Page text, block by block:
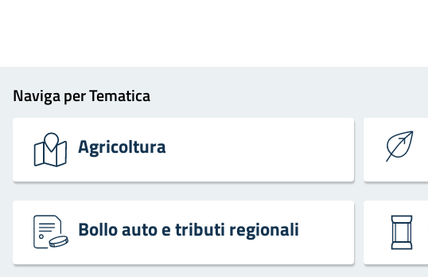
Naviga per Tematica
Agricoltura
Bollo auto e tributi regionali